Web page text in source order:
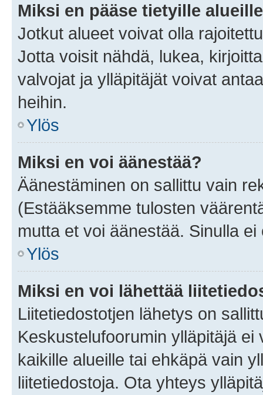
Miksi en pääse tietyille
Jotkut alueet voivat olla
Jotta voisit nähdä, lukea,
valvojat ja ylläpitäjät voivat
heihin.
Ylös
Miksi en voi äänestää?
Äänestäminen on sallittu vain
(Estääksemme tulosten
mutta et voi äänestää. Sinulla
Ylös
Miksi en voi lähettää
Liitetiedostotjen lähetys on
Keskustelufoorumin ylläpitäjä
kaikille alueille tai ehkäpä vain
liitetiedostoja. Ota yhteys